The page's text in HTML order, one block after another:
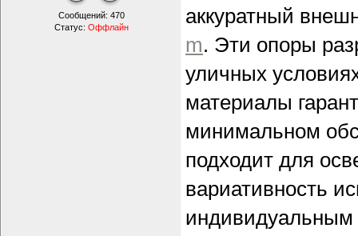
Сообщений: 470
Статус: Оффлайн
аккуратный
m. Эти опоры
уличных
материалы
минимальном
подходит для
вариативность
индивидуальным